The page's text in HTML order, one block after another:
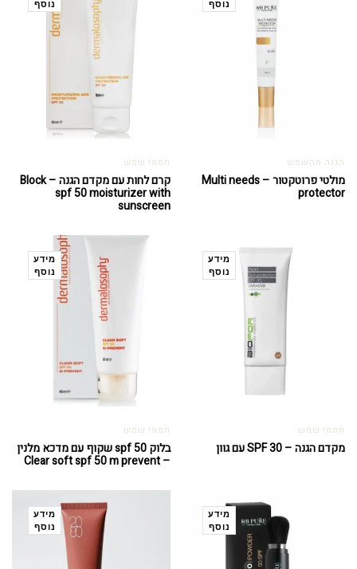
נוסף
הגנה מהשמש
מולטי פרוטקטור – Multi needs
protector
נוסף
חסמי שמש
קרם לחות עם מקדם הגנה – Block
spf 50 moisturizer with
sunscreen
מידע
נוסף
חסמי שמש
מקדם הגנה – SPF 30 עם גוון
מידע
נוסף
חסמי שמש
בלוק spf 50 שקוף עם מדכא מלנין
– Clear soft spf 50 m prevent
מידע
נוסף
מידע
נוסף